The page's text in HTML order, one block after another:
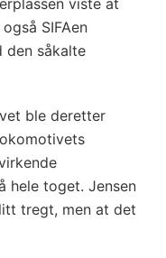
SIFAen
den såkalte
ble deretter
hele toget. Jensen
tregt, men at det